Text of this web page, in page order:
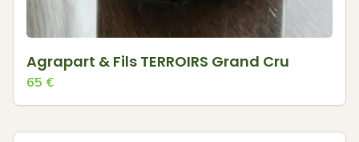
Agrapart & Fils TERROIRS Grand Cru
65 €